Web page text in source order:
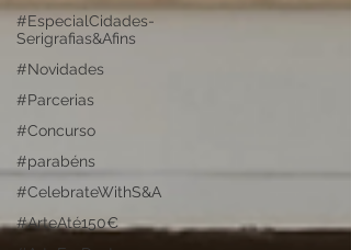
#EspecialCidades-
Serigrafias&Afins
#Novidades
#Parcerias
#Concurso
#parabéns
#CelebrateWithS&A
#ArteAté150€